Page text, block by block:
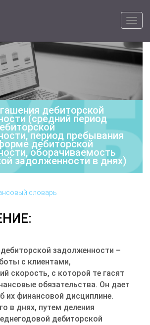
для выставления
– удобно, быстро и
дебиторской
(средний период
период пребывания
дебиторской
оборачиваемость
задолженности в днях)
словарь
задолженности –
с клиентами,
скорость, с которой те гасят
обязательства. Он дает
их финансовой дисциплине.
в днях, путем деления
дебиторской